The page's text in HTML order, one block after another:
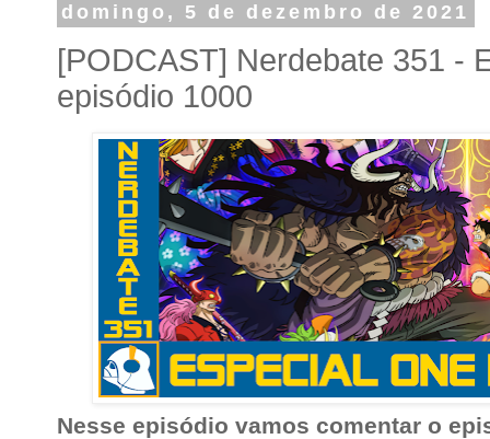
domingo, 5 de dezembro de 2021
[PODCAST] Nerdebate 351 -
episódio 1000
Nesse episódio vamos comentar o